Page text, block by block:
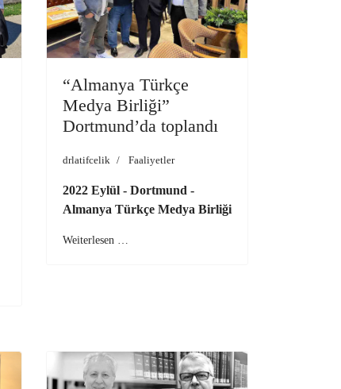
“Almanya Türkçe
Medya Birliği”
Dortmund’da toplandı
drlatifcelik Faaliyetler
2022 Eylül - Dortmund -
Almanya Türkçe Medya Birliği
Weiterlesen …